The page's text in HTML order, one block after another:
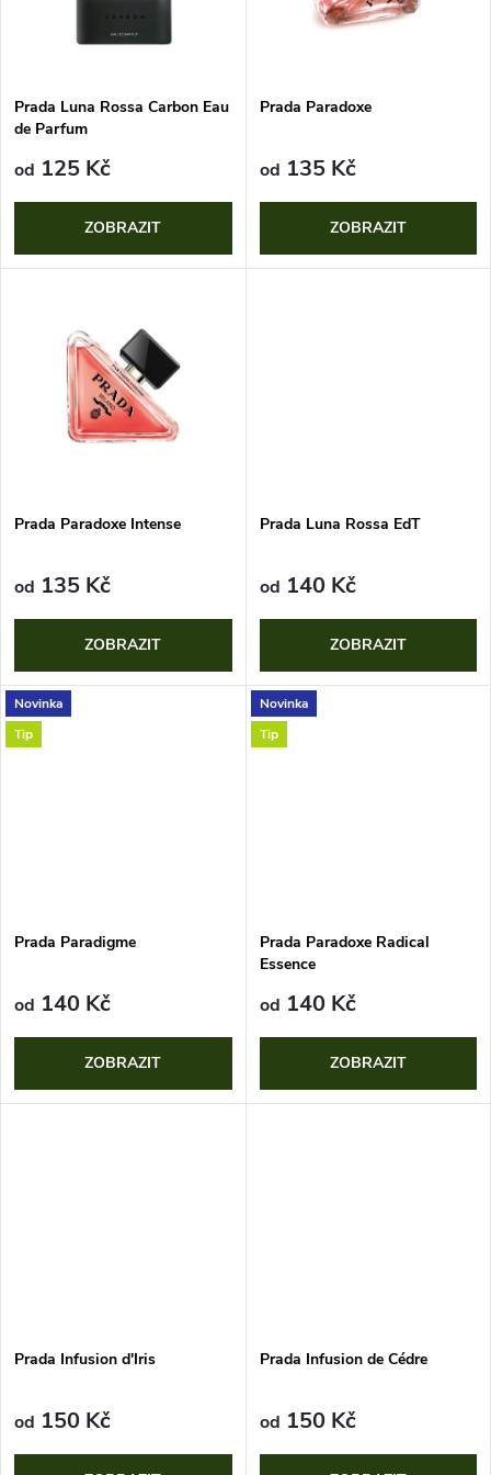
p
r
ů
s
p
r
o
ů
Prada Luna Rossa Carbon Eau
de Parfum
od 125 Kč
ZOBRAZIT
Prada Paradoxe
od 135 Kč
ZOBRAZIT
Prada Paradoxe Intense
od 135 Kč
ZOBRAZIT
Prada Luna Rossa EdT
od 140 Kč
ZOBRAZIT
Novinka
Tip
Prada Paradigme
od 140 Kč
ZOBRAZIT
Novinka
Tip
Prada Paradoxe Radical
Essence
od 140 Kč
ZOBRAZIT
Prada Infusion d'Iris
od 150 Kč
Prada Infusion de Cédre
od 150 Kč